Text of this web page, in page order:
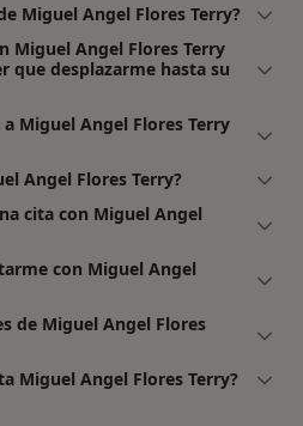
Miguel Angel Flores Terry?
Miguel Angel Flores Terry
que desplazarme hasta su
Miguel Angel Flores Terry
Angel Flores Terry?
cita con Miguel Angel
con Miguel Angel
de Miguel Angel Flores
Miguel Angel Flores Terry?